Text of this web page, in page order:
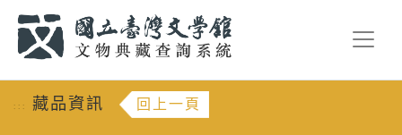
::: 藏品資訊 回上一頁